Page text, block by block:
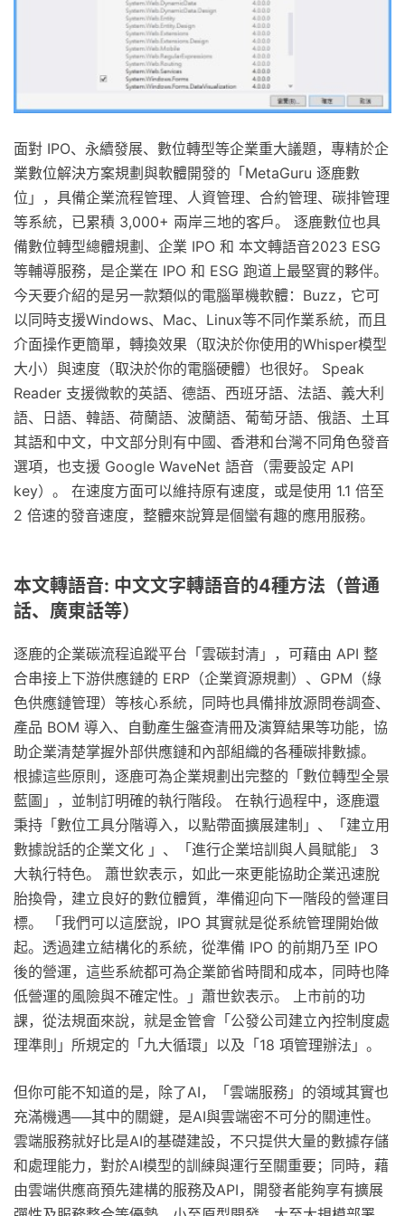
面對 IPO、永續發展、數位轉型等企業重大議題，專精於企
業數位解決方案規劃與軟體開發的「MetaGuru 逐鹿數
位」，具備企業流程管理、人資管理、合約管理、碳排管理
等系統，已累積 3,000+ 兩岸三地的客戶。 逐鹿數位也具
備數位轉型總體規劃、企業 IPO 和 本文轉語音2023 ESG
等輔導服務，是企業在 IPO 和 ESG 跑道上最堅實的夥伴。
今天要介紹的是另一款類似的電腦單機軟體：Buzz，它可
以同時支援Windows、Mac、Linux等不同作業系統，而且
介面操作更簡單，轉換效果（取決於你使用的Whisper模型
大小）與速度（取決於你的電腦硬體）也很好。 Speak
Reader 支援微軟的英語、德語、西班牙語、法語、義大利
語、日語、韓語、荷蘭語、波蘭語、葡萄牙語、俄語、土耳
其語和中文，中文部分則有中國、香港和台灣不同角色發音
選項，也支援 Google WaveNet 語音（需要設定 API
key）。 在速度方面可以維持原有速度，或是使用 1.1 倍至
2 倍速的發音速度，整體來說算是個蠻有趣的應用服務。
本文轉語音: 中文文字轉語音的4種方法（普通
話、廣東話等）
逐鹿的企業碳流程追蹤平台「雲碳封清」，可藉由 API 整
合串接上下游供應鏈的 ERP（企業資源規劃）、GPM（綠
色供應鏈管理）等核心系統，同時也具備排放源問卷調查、
產品 BOM 導入、自動產生盤查清冊及演算結果等功能，協
助企業清楚掌握外部供應鏈和內部組織的各種碳排數據。
根據這些原則，逐鹿可為企業規劃出完整的「數位轉型全景
藍圖」，並制訂明確的執行階段。 在執行過程中，逐鹿還
秉持「數位工具分階導入，以點帶面擴展建制」、「建立用
數據說話的企業文化 」、「進行企業培訓與人員賦能」 3
大執行特色。 蕭世欽表示，如此一來更能協助企業迅速脫
胎換骨，建立良好的數位體質，準備迎向下一階段的營運目
標。 「我們可以這麼說，IPO 其實就是從系統管理開始做
起。透過建立結構化的系統，從準備 IPO 的前期乃至 IPO
後的營運，這些系統都可為企業節省時間和成本，同時也降
低營運的風險與不確定性。」蕭世欽表示。 上市前的功
課，從法規面來說，就是金管會「公發公司建立內控制度處
理準則」所規定的「九大循環」以及「18 項管理辦法」。
但你可能不知道的是，除了AI，「雲端服務」的領域其實也
充滿機遇──其中的關鍵，是AI與雲端密不可分的關連性。
雲端服務就好比是AI的基礎建設，不只提供大量的數據存儲
和處理能力，對於AI模型的訓練與運行至關重要；同時，藉
由雲端供應商預先建構的服務及API，開發者能夠享有擴展